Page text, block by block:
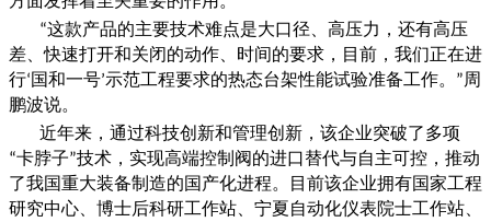
“这款产品的主要技术难点是大口径、高压力，还有高压
差、快速打开和关闭的动作、时间的要求，目前，我们正在进
行‘国和一号’示范工程要求的热态台架性能试验准备工作。 ”周
鹏波说。
近年来，通过科技创新和管理创新，该企业突破了多项
“卡脖子”技术，实现高端控制阀的进口替代与自主可控，推动
了我国重大装备制造的国产化进程。目前该企业拥有国家工程
研究中心、博士后科研工作站、宁夏自动化仪表院士工作站、